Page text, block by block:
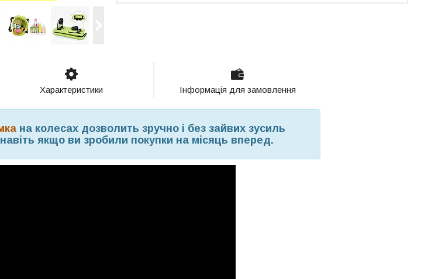
Характеристики Інформація для замовлення
на колесах дозволить зручно і без зайвих зусиль
якщо ви зробили покупки на місяць вперед.